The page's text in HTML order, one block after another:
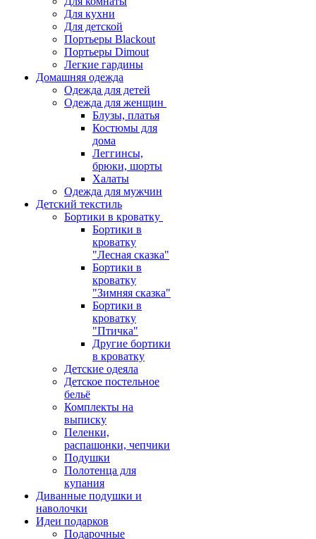
Для кухни
Для детской
Портьеры Blackout
Портьеры Dimout
Легкие гардины
Домашняя одежда
Одежда для детей
Одежда для женщин
Блузы, платья
Костюмы для
дома
Леггинсы,
брюки, шорты
Халаты
Одежда для мужчин
Детский текстиль
Бортики в кроватку
Бортики в
кроватку
"Лесная сказка"
Бортики в
кроватку
"Зимняя сказка"
Бортики в
кроватку
"Птичка"
Другие бортики
в кроватку
Детские одеяла
Детское постельное
бельё
Комплекты на
выписку
Пеленки,
распашонки, чепчики
Подушки
Полотенца для
купания
Диванные подушки и
наволочки
Идеи подарков
Подарочные